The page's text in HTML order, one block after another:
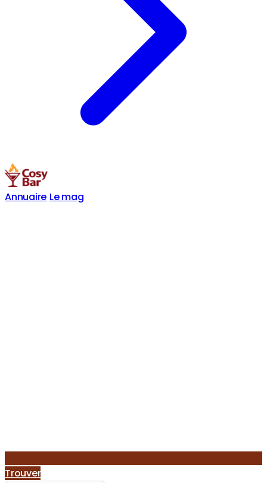
Annuaire Le mag
Trouver